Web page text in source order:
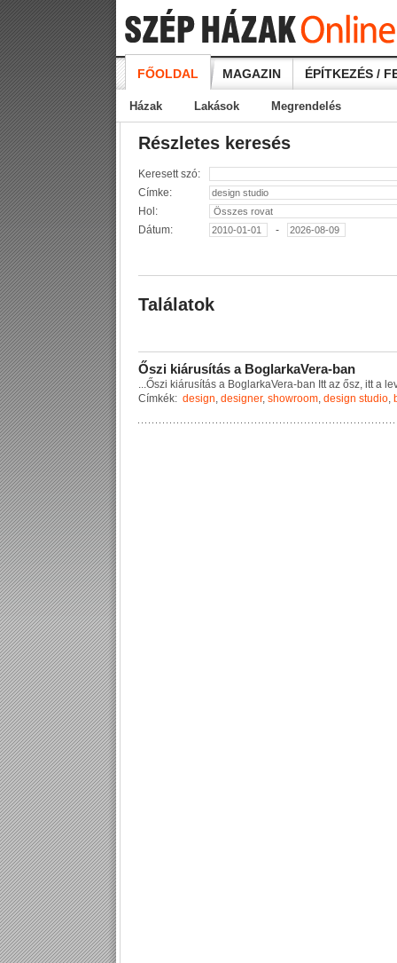
FŐOLDAL MAGAZIN ÉPÍTKEZÉS /
Házak Lakások Megrendelés
Részletes keresés
Keresett szó:
Címke:
Hol:
Dátum:
-
Találatok
Őszi kiárusítás a BoglarkaVera-ban
...Őszi kiárusítás a Bog arkaVera-ban tt az ősz, itt a e
Címkék: design, designer, showroom, design studio,